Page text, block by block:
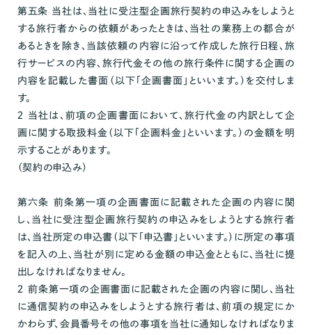
第五条 当社は、当社に受注型企画旅行契約の申込みをしようと
する旅行者からの依頼があったときは、当社の業務上の都合が
あるときを除き、当該依頼の内容に沿って作成した旅行日程、旅
行サービスの内容、旅行代金その他の旅行条件に関する企画の
内容を記載した書面（以下「企画書面」といいます。）を交付しま
す。
２ 当社は、前項の企画書面において、旅行代金の内訳として企
画に関する取扱料金（以下「企画料金」といいます。）の金額を明
示することがあります。
（契約の申込み）
第六条 前条第一項の企画書面に記載された企画の内容に関
し、当社に受注型企画旅行契約の申込みをしようとする旅行者
は、当社所定の申込書（以下「申込書」といいます。）に所定の事項
を記入の上、当社が別に定める金額の申込金とともに、当社に提
出しなければなりません。
２ 前条第一項の企画書面に記載された企画の内容に関し、当社
に通信契約の申込みをしようとする旅行者は、前項の規定にか
かわらず、会員番号その他の事項を当社に通知しなければなりま